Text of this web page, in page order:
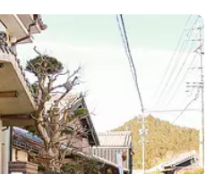
に「ミストサウナ」の合計4種の